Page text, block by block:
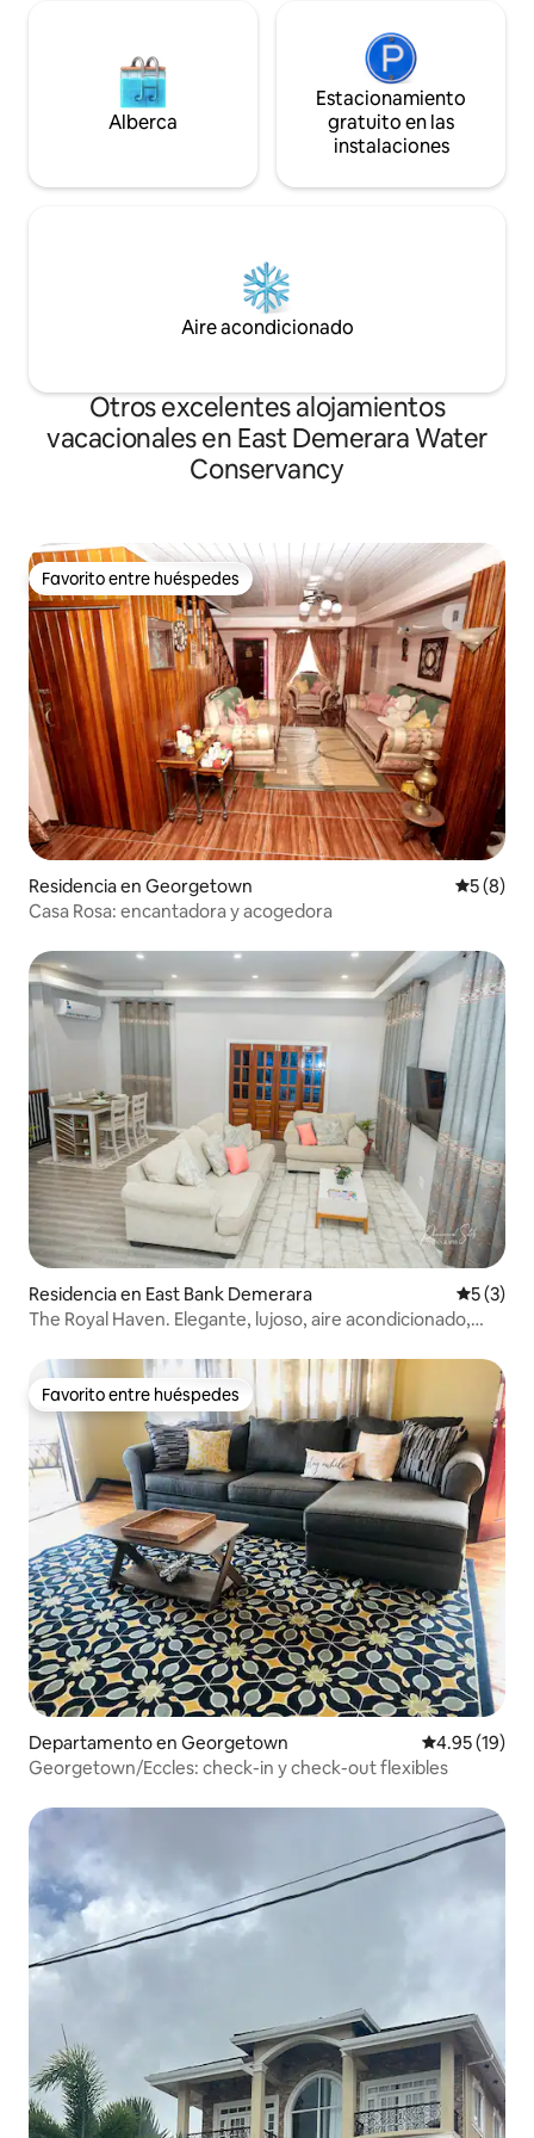
Alberca
Estacionamiento
gratuito en las
instalaciones
Aire acondicionado
Otros excelentes alojamientos
vacacionales en East Demerara Water
Conservancy
Favorito entre huéspedes
Favorito entre huéspedes
Residencia en Georgetown
5 (8)
Casa Rosa: encantadora y acogedora
Residencia en East Bank Demerara
5 (3)
The Royal Haven. Elegante, lujoso, aire acondicionado,
Favorito entre huéspedes
Favorito entre huéspedes
Departamento en Georgetown Calificación
4.95 (19)
Georgetown/Eccles: check-in y check-out flexibles